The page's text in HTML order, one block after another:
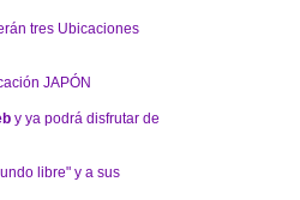
tres Ubicaciones
JAPÓN
y ya podrá disfrutar de
libre" y a sus